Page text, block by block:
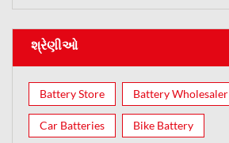
શ્રેણીઓ
Battery Store Battery Wholesaler
Car Batteries Bike Battery